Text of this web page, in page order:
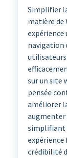
Simplifier
matière de
navigation
sur un site
pensée
améliorer
augmenter
simplifiant
expérience
crédibilité